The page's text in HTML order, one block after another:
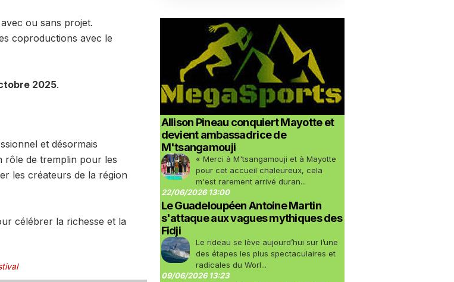
ou sans projet.
coproductions avec le
2025.
et désormais
rôle de tremplin pour les
les créateurs de la région
célébrer la richesse et la
Allison Pineau conquiert Mayotte et
devient ambassadrice de
M'tsangamouji
« Merci à M'tsangamouji et à Mayotte
pour cet accueil chaleureux, cela
m'est rarement arrivé duran...
22/06/2026 13:00
Le Guadeloupéen Antoine Martin
s'attaque aux vagues mythiques des
Fidji
Le rideau se lève aujourd’hui sur l’une
des étapes les plus spectaculaires et
radicales du Worl...
09/06/2026 13:23